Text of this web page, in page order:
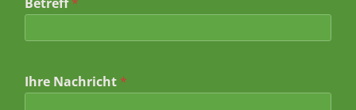
*
*
Ihre Nachricht *